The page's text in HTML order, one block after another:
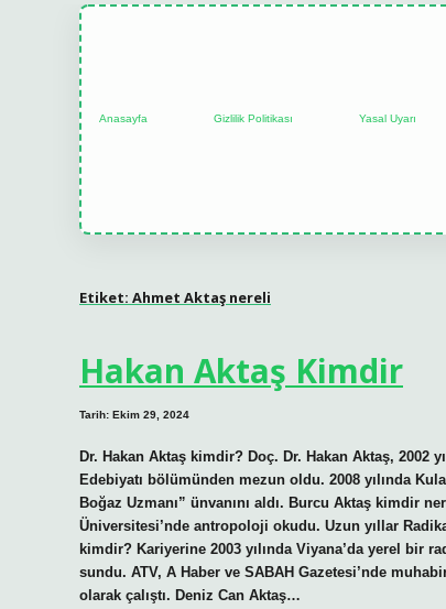
Anasayfa Gizlilik Politikası Yasal Uyarı
Etiket: Ahmet Aktaş nereli
Hakan Aktaş Kimdir
Tarih: Ekim 29, 2024
Dr. Hakan Aktaş kimdir? Doç. Dr. Hakan Aktaş, 2002
Edebiyatı bölümünden mezun oldu. 2008 yılında
Boğaz Uzmanı” ünvanını aldı. Burcu Aktaş kimdir
Üniversitesi’nde antropoloji okudu. Uzun yıllar
kimdir? Kariyerine 2003 yılında Viyana’da yerel bir
sundu. ATV, A Haber ve SABAH Gazetesi’nde
olarak çalıştı. Deniz Can Aktaş…